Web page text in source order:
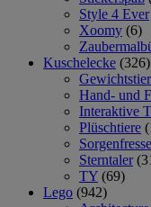
Style 4 Ever
Xoomy (6)
Kuschelecke (326)
Hand- und
Interaktive
Plüschtiere
Sterntaler
TY (69)
Lego (942)